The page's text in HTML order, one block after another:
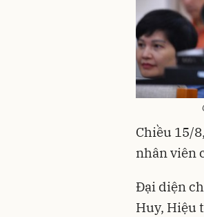
Chiều 15/
nhân viên
Đại diện
Huy, Hiệu